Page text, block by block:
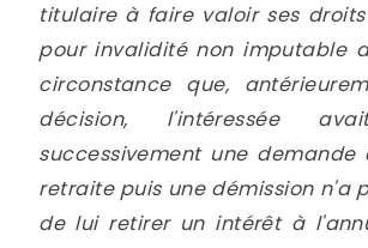
titulaire à faire valoir ses
pour invalidité non imputable
circonstance que,
décision, l'intéressée
successivement une
retraite puis une démission n'a
de lui retirer un intérêt à